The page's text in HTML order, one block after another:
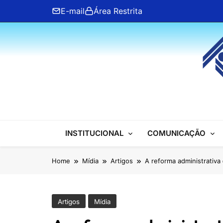
content
E-mail Área Restrita
ANFIP Nacional
INSTITUCIONAL COMUNICAÇÃO
Home Mídia Artigos A reforma
Artigos Mídia